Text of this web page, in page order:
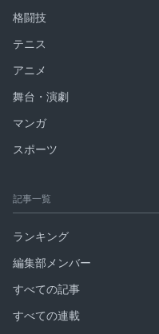
格闘技
テニス
アニメ
舞台・演劇
マンガ
スポーツ
記事一覧
ランキング
編集部メンバー
すべての記事
すべての連載